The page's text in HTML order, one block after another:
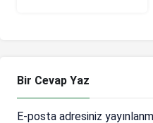
Bir Cevap Yaz
E-posta adresiniz